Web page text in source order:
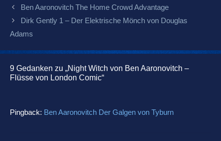
Beitrags-
Navigation
Ben Aaronovitch The Home Crowd Advantage
Dirk Gently 1 – Der Elektrische Mönch von Douglas
Adams
9 Gedanken zu „Night Witch von Ben Aaronovitch –
Flüsse von London Comic“
Pingback: Ben Aaronovitch Der Galgen von Tyburn